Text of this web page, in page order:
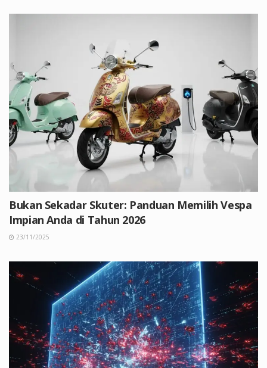
Bukan Sekadar Skuter: Panduan Memilih Vespa
Impian Anda di Tahun 2026
23/11/2025